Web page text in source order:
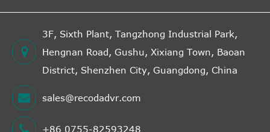
3F, Sixth Plant, Tangzhong Industrial Park,
Hengnan Road, Gushu, Xixiang Town, Baoan
District, Shenzhen City, Guangdong, China
sales@recodadvr.com
+86 0755-82593248